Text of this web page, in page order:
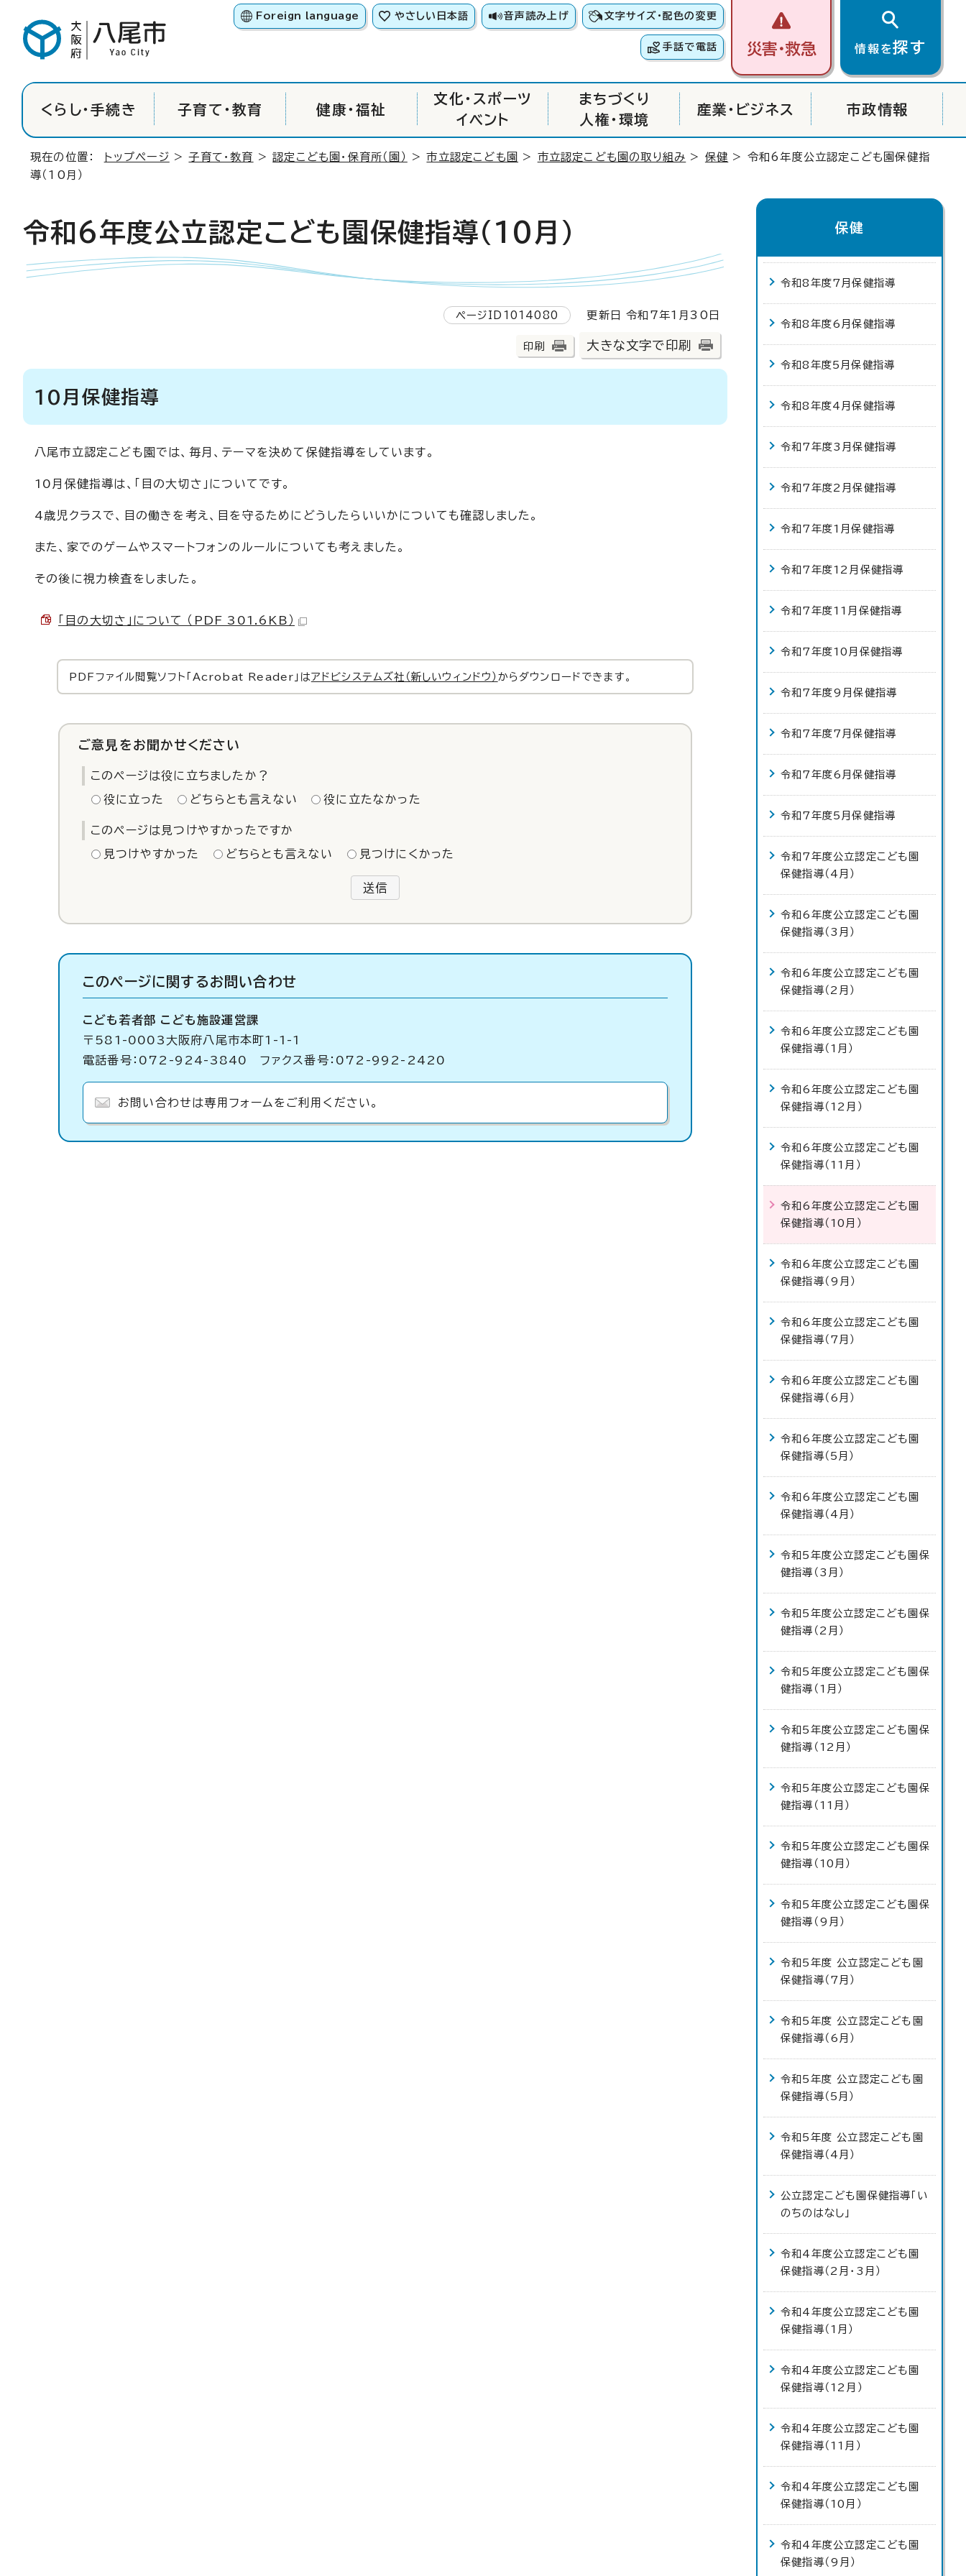
Foreign language やさしい日本語 音声読み上げ 文字サイズ・配色の変更
手話で電話 災害・救急 情報を探す
くらし・手続き 子育て・教育 健康・福祉
文化・スポーツ
イベント
まちづくり
人権・環境
産業・ビジネス 市政情報
現在の位置： トップページ >子育て・教育 >認定こども園・保育所（園） >市立認定こども園 > 市立認定こども園の取り組み > 保健 > 令和6年度公立認定こども園保健指
導（10月）
令和6年度公立認定こども園保健指導（10月）
ページID1014080 更新日 令和7年1月30日
印刷 大きな文字で印刷
10月保健指導
八尾市立認定こども園では、毎月、テーマを決めて保健指導をしています。
10月保健指導は、「目の大切さ」についてです。
4歳児クラスで、目の働きを考え、目を守るためにどうしたらいいかについても確認しました。
また、家でのゲームやスマートフォンのルールについても考えました。
その後に視力検査をしました。
「目の大切さ」について （PDF 301.6KB）
PDFファイル閲覧ソフト「Acrobat Reader」はアドビシステムズ社（新しいウィンドウ） からダウンロードできます。
ご意見をお聞かせください
このページは役に立ちましたか？
役に立った どちらとも言えない 役に立たなかった
このページは見つけやすかったですか
見つけやすかった どちらとも言えない 見つけにくかった
送信
このページに関するお問い合わせ
こども若者部 こども施設運営課
〒581-0003大阪府八尾市本町1-1-1
電話番号：072-924-3840 ファクス番号：072-992-2420
お問い合わせは専用フォームをご利用ください。
保健
令和8年度7月保健指導
令和8年度6月保健指導
令和8年度5月保健指導
令和8年度4月保健指導
令和7年度3月保健指導
令和7年度2月保健指導
令和7年度1月保健指導
令和7年度12月保健指導
令和7年度11月保健指導
令和7年度10月保健指導
令和7年度9月保健指導
令和7年度7月保健指導
令和7年度6月保健指導
令和7年度5月保健指導
令和7年度公立認定こども園
保健指導（4月）
令和6年度公立認定こども園
保健指導（3月）
令和6年度公立認定こども園
保健指導（2月）
令和6年度公立認定こども園
保健指導（1月）
令和6年度公立認定こども園
保健指導（12月）
令和6年度公立認定こども園
保健指導（11月）
令和6年度公立認定こども園
保健指導（10月）
令和6年度公立認定こども園
保健指導（9月）
令和6年度公立認定こども園
保健指導（7月）
令和6年度公立認定こども園
保健指導（6月）
令和6年度公立認定こども園
保健指導（5月）
令和6年度公立認定こども園
保健指導（4月）
令和5年度公立認定こども園保
健指導（3月）
令和5年度公立認定こども園保
健指導（2月）
令和5年度公立認定こども園保
健指導（1月）
令和5年度公立認定こども園保
健指導（12月）
令和5年度公立認定こども園保
健指導（11月）
令和5年度公立認定こども園保
健指導（10月）
令和5年度公立認定こども園保
健指導（9月）
令和5年度 公立認定こども園
保健指導（7月）
令和5年度 公立認定こども園
保健指導（6月）
令和5年度 公立認定こども園
保健指導（5月）
令和5年度 公立認定こども園
保健指導（4月）
公立認定こども園保健指導「い
のちのはなし」
令和4年度公立認定こども園
保健指導（2月・3月）
令和4年度公立認定こども園
保健指導（1月）
令和4年度公立認定こども園
保健指導（12月）
令和4年度公立認定こども園
保健指導（11月）
令和4年度公立認定こども園
保健指導（10月）
令和4年度公立認定こども園
保健指導（9月）